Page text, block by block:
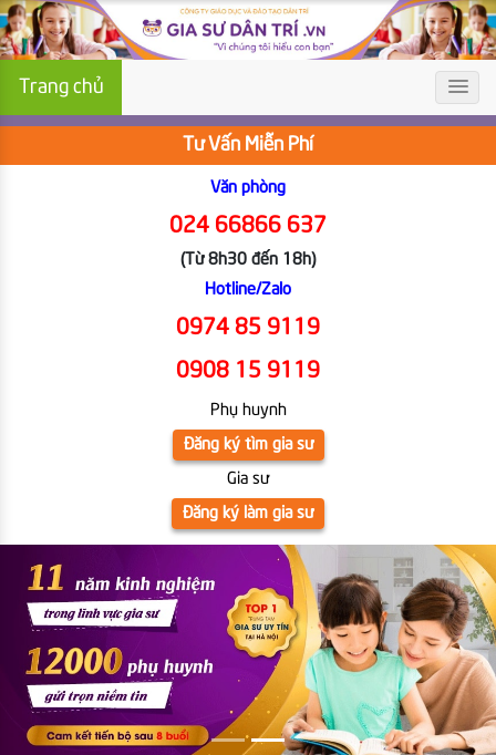
Trang chủ
Tư Vấn Miễn Phí
Văn phòng
024 66866 637
(Từ 8h30 đến 18h)
Hotline/Zalo
0974 85 9119
0908 15 9119
Phụ huynh
Đăng ký tìm gia sư
Gia sư
Đăng ký làm gia sư